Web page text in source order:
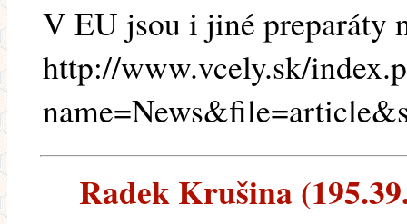
V EU jsou i jiné preparáty
http://www.vcely.sk/
Radek Krušina